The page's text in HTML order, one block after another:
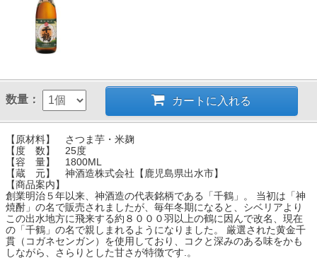
数量： カートに入れる
【原材料】 さつま芋・米麹
【度 数】 25度
【容 量】 1800ML
【蔵 元】 神酒造株式会社【鹿児島県出水市】
【商品案内】
創業明治５年以来、神酒造の代表銘柄である「千鶴」。 当初は「神
焼酎」の名で販売されましたが、毎年冬期になると、シベリアより
この出水地方に飛来する約８０００羽以上の鶴に因んで改名、現在
の「千鶴」の名で親しまれるようになりました。 厳選された黄金千
貫（コガネセンガン）を使用しており、コクと深みのある味をかも
しながら、さらりとした甘さが特徴です.。